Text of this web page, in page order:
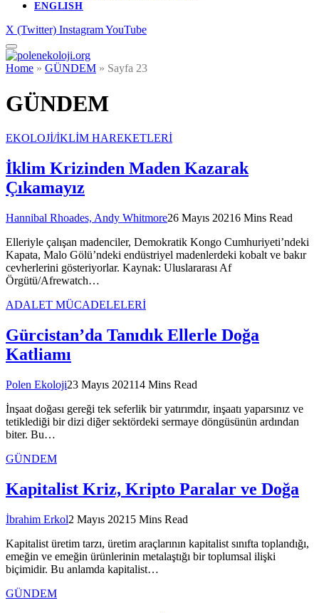
ENGLISH
X (Twitter) InstagramYouTube
Home » GÜNDEM » Sayfa 23
GÜNDEM
EKOLOJİ/İKLİM HAREKETLERİ
İklim Krizinden Maden Kazarak
Çıkamayız
Hannibal Rhoades, Andy Whitmore26 Mayıs 20216 Mins Read
Elleriyle çalışan madenciler, Demokratik Kongo Cumhuriyeti’ndeki
Kapata, Malo Gölü’ndeki endüstriyel madenlerdeki kobalt ve bakır
cevherlerini gösteriyorlar. Kaynak: Uluslararası Af
Örgütü/Afrewatch…
ADALET MÜCADELELERİ
Gürcistan’da Tanıdık Ellerle Doğa
Katliamı
Polen Ekoloji23 Mayıs 202114 Mins Read
İnşaat doğası gereği tek seferlik bir yatırımdır, inşaatı yaparsınız ve
tetiklediği bir dizi diğer sektördeki sermaye döngüsünün ardından
biter. Bu…
GÜNDEM
Kapitalist Kriz, Kripto Paralar ve Doğa
İbrahim Erkol2 Mayıs 2021 5 Mins Read
Kapitalist üretim tarzı, üretim araçlarının kapitalist sınıfta toplandığı,
emeğin ve emeğin ürünlerinin metalaştığı bir toplumsal ilişki
biçimidir. Bu anlamda kapitalist…
GÜNDEM